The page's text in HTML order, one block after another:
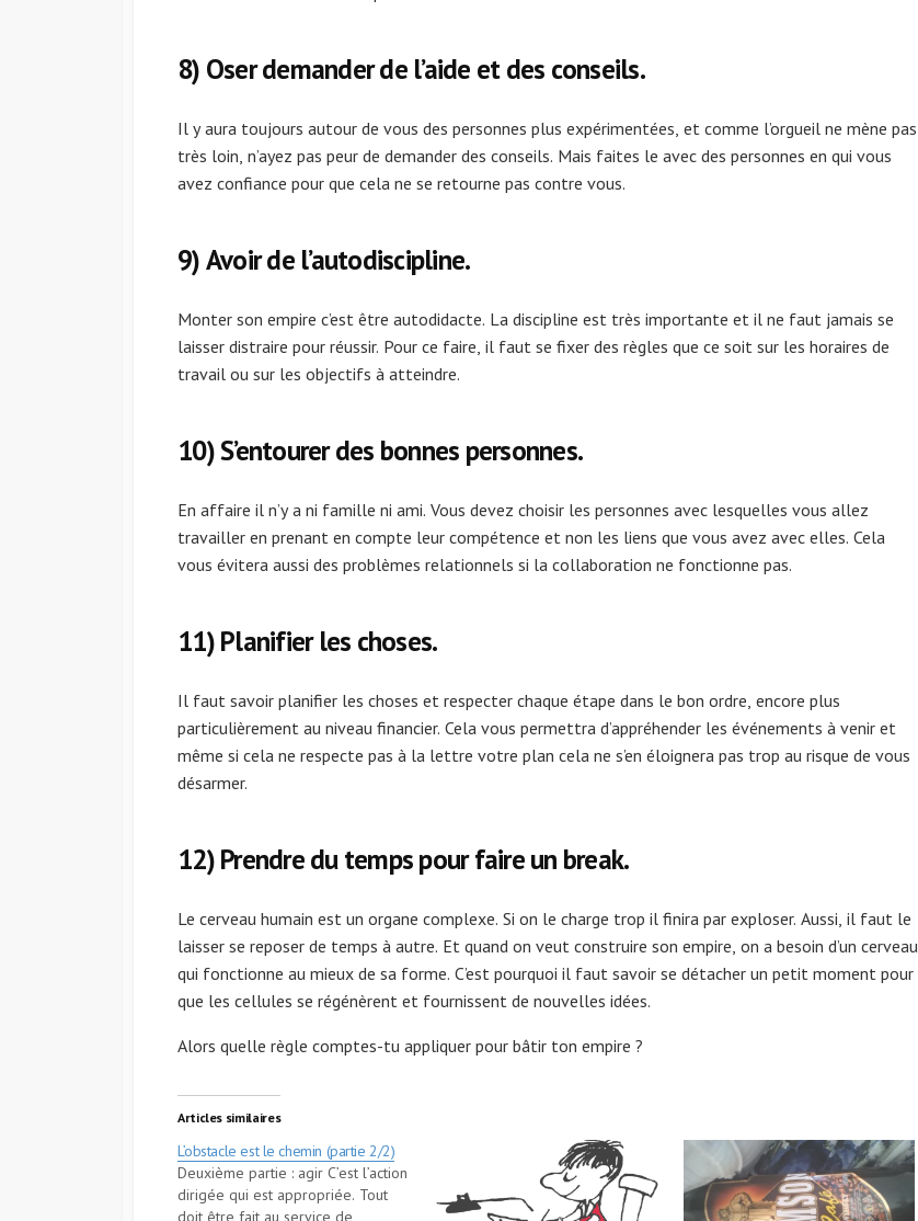
8) Oser demander de l’aide et des conseils.
Il y aura toujours autour de vous des personnes plus expérimentées, et comme l’orgueil ne mène pas
très loin, n’ayez pas peur de demander des conseils. Mais faites le avec des personnes en qui vous
avez confiance pour que cela ne se retourne pas contre vous.
9) Avoir de l’autodiscipline.
Monter son empire c’est être autodidacte. La discipline est très importante et il ne faut jamais se
laisser distraire pour réussir. Pour ce faire, il faut se fixer des règles que ce soit sur les horaires de
travail ou sur les objectifs à atteindre.
10) S’entourer des bonnes personnes.
En affaire il n’y a ni famille ni ami. Vous devez choisir les personnes avec lesquelles vous allez
travailler en prenant en compte leur compétence et non les liens que vous avez avec elles. Cela
vous évitera aussi des problèmes relationnels si la collaboration ne fonctionne pas.
11) Planifier les choses.
Il faut savoir planifier les choses et respecter chaque étape dans le bon ordre, encore plus
particulièrement au niveau financier. Cela vous permettra d’appréhender les événements à venir et
même si cela ne respecte pas à la lettre votre plan cela ne s’en éloignera pas trop au risque de vous
désarmer.
12) Prendre du temps pour faire un break.
Le cerveau humain est un organe complexe. Si on le charge trop il finira par exploser. Aussi, il faut le
laisser se reposer de temps à autre. Et quand on veut construire son empire, on a besoin d’un cerveau
qui fonctionne au mieux de sa forme. C’est pourquoi il faut savoir se détacher un petit moment pour
que les cellules se régénèrent et fournissent de nouvelles idées.
Alors quelle règle comptes-tu appliquer pour bâtir ton empire ?
Articles similaires
L’obstacle est le chemin (partie 2/2)
Deuxième partie : agir C’est l’action
dirigée qui est appropriée. Tout
doit être fait au service de